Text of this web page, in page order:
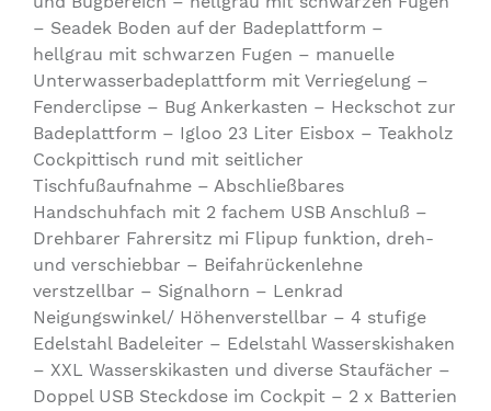
– Seadek Boden auf der Badeplattform –
hellgrau mit schwarzen Fugen – manuelle
Unterwasserbadeplattform mit Verriegelung –
Fenderclipse – Bug Ankerkasten – Heckschot zur
Badeplattform – Igloo 23 Liter Eisbox – Teakholz
Cockpittisch rund mit seitlicher
Tischfußaufnahme – Abschließbares
Handschuhfach mit 2 fachem USB Anschluß –
Drehbarer Fahrersitz mi Flipup funktion, dreh-
und verschiebbar – Beifahrückenlehne
verstzellbar – Signalhorn – Lenkrad
Neigungswinkel/ Höhenverstellbar – 4 stufige
Edelstahl Badeleiter – Edelstahl Wasserskishaken
– XXL Wasserskikasten und diverse Staufächer –
Doppel USB Steckdose im Cockpit – 2 x Batterien